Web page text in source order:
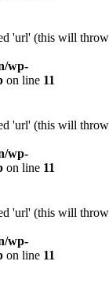
'url' (this will throw
wp-
on line 11
'url' (this will throw
wp-
on line 11
'url' (this will throw
wp-
on line 11